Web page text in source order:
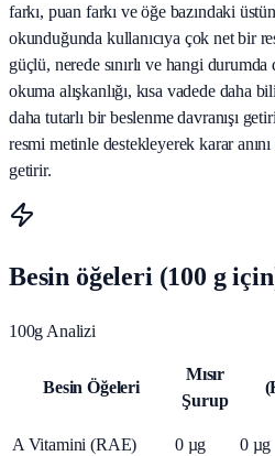
farkı, puan farkı ve öğe bazındaki
okunduğunda kullanıcıya çok net bir
güçlü, nerede sınırlı ve hangi
okuma alışkanlığı, kısa vadede daha
daha tutarlı bir beslenme davranışı
resmi metinle destekleyerek karar anını
getirir.
Besin öğeleri (100 g
100g Analizi
Besin Öğeleri
Mısır
Şurup
A Vitamini (RAE) 0 µg 0 µg